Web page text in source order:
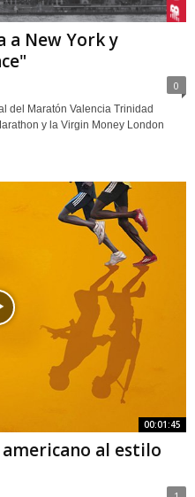
a New York y
0
del Maratón Valencia Trinidad
y la Virgin Money London
00:01:45
americano al estilo